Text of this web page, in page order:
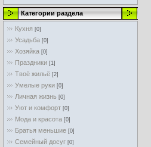
Категории раздела
Кухня [0]
Усадьба [0]
Хозяйка [0]
Праздники [1]
Твоё жильё [2]
Умелые руки [0]
Личная жизнь [0]
Уют и комфорт [0]
Мода и красота [0]
Братья меньшие [0]
Семейный досуг [0]